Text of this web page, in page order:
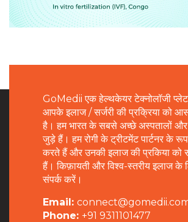
GoMedii एक हेल्थकेयर टेक्नोलॉजी
आपके इलाज / सर्जरी की प्रक्रिया को
है। हम भारत के सबसे अच्छे अस्पतालों और
जुड़े हैं। हम रोगी के ट्रीटमेंट पार्टनर के
करते हैं और उनकी इलाज की प्रकिया को
हैं। किफ़ायती और विश्व-स्तरीय इलाज के
संपर्क करें।
Email:
Phone: +91 9311101477